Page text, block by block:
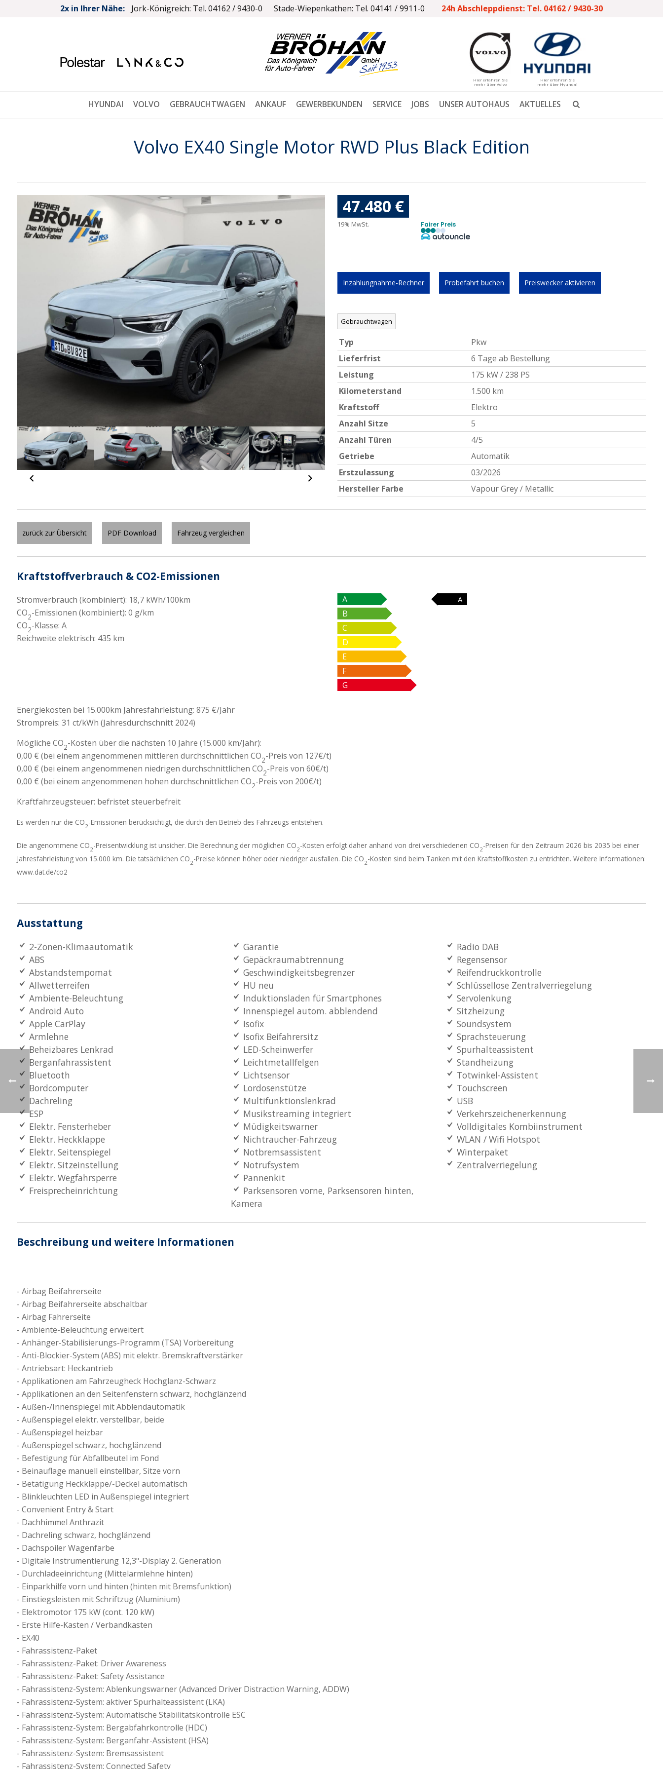
2x in Ihrer Nähe: Jork-Königreich: Tel. 04162 / 9430-0 Stade-Wiepenkathen: Tel. 04141 / 9911-0 24h Abschleppdienst: Tel. 04162 / 9430-30
Hier erfahren Sie
mehr über Volvo
Hier erfahren Sie
mehr über Hyundai
HYUNDAI VOLVO GEBRAUCHTWAGEN ANKAUF GEWERBEKUNDEN SERVICE JOBS UNSER AUTOHAUS AKTUELLES
Volvo EX40 Single Motor RWD Plus Black Edition
47.480 €
19% MwSt. Fairer Preis
Inzahlungnahme-Rechner Probefahrt buchen Preiswecker aktivieren
Gebrauchtwagen
Typ
Pkw
Lieferfrist
6 Tage ab Bestellung
Leistung
175 kW / 238 PS
Kilometerstand
1.500 km
Kraftstoff
Elektro
Anzahl Sitze
5
Anzahl Türen
4/5
Getriebe
Automatik
Erstzulassung
03/2026
Hersteller Farbe
Vapour Grey / Metallic
zurück zur Übersicht PDF Download Fahrzeug vergleichen
Kraftstoffverbrauch & CO2-Emissionen
Stromverbrauch (kombiniert): 18,7 kWh/100km
CO2-Emissionen (kombiniert): 0 g/km
CO2-Klasse: A
Reichweite elektrisch: 435 km
A A
B
C
D
E
F
G
Energiekosten bei 15.000km Jahresfahrleistung: 875 €/Jahr
Strompreis: 31 ct/kWh (Jahresdurchschnitt 2024)
Mögliche CO2-Kosten über die nächsten 10 Jahre (15.000 km/Jahr):
0,00 € (bei einem angenommenen mittleren durchschnittlichen CO2-Preis von 127€/t)
0,00 € (bei einem angenommenen niedrigen durchschnittlichen CO2-Preis von 60€/t)
0,00 € (bei einem angenommenen hohen durchschnittlichen CO2-Preis von 200€/t)
Kraftfahrzeugsteuer: befristet steuerbefreit
Es werden nur die CO2-Emissionen berücksichtigt, die durch den Betrieb des Fahrzeugs entstehen.
Die angenommene CO2-Preisentwicklung ist unsicher. Die Berechnung der möglichen CO2-Kosten erfolgt daher anhand von drei verschiedenen CO2-Preisen für den Zeitraum 2026 bis 2035 bei einer
Jahresfahrleistung von 15.000 km. Die tatsächlichen CO2-Preise können höher oder niedriger ausfallen. Die CO2-Kosten sind beim Tanken mit den Kraftstoffkosten zu entrichten. Weitere Informationen:
www.dat.de/co2
Ausstattung
2-Zonen-Klimaautomatik
ABS
Abstandstempomat
Allwetterreifen
Ambiente-Beleuchtung
Android Auto
Apple CarPlay
Armlehne
Beheizbares Lenkrad
Berganfahrassistent
Bluetooth
Bordcomputer
Dachreling
ESP
Elektr. Fensterheber
Elektr. Heckklappe
Elektr. Seitenspiegel
Elektr. Sitzeinstellung
Elektr. Wegfahrsperre
Freisprecheinrichtung
Garantie
Gepäckraumabtrennung
Geschwindigkeitsbegrenzer
HU neu
Induktionsladen für Smartphones
Innenspiegel autom. abblendend
Isofix
Isofix Beifahrersitz
LED-Scheinwerfer
Leichtmetallfelgen
Lichtsensor
Lordosenstütze
Multifunktionslenkrad
Musikstreaming integriert
Müdigkeitswarner
Nichtraucher-Fahrzeug
Notbremsassistent
Notrufsystem
Pannenkit
Parksensoren vorne, Parksensoren hinten,
Kamera
Radio DAB
Regensensor
Reifendruckkontrolle
Schlüssellose Zentralverriegelung
Servolenkung
Sitzheizung
Soundsystem
Sprachsteuerung
Spurhalteassistent
Standheizung
Totwinkel-Assistent
Touchscreen
USB
Verkehrszeichenerkennung
Volldigitales Kombiinstrument
WLAN / Wifi Hotspot
Winterpaket
Zentralverriegelung
Beschreibung und weitere Informationen
Airbag Beifahrerseite
Airbag Beifahrerseite abschaltbar
Airbag Fahrerseite
Ambiente-Beleuchtung erweitert
Anhänger-Stabilisierungs-Programm (TSA) Vorbereitung
Anti-Blockier-System (ABS) mit elektr. Bremskraftverstärker
Antriebsart: Heckantrieb
Applikationen am Fahrzeugheck Hochglanz-Schwarz
Applikationen an den Seitenfenstern schwarz, hochglänzend
Außen-/Innenspiegel mit Abblendautomatik
Außenspiegel elektr. verstellbar, beide
Außenspiegel heizbar
Außenspiegel schwarz, hochglänzend
Befestigung für Abfallbeutel im Fond
Beinauflage manuell einstellbar, Sitze vorn
Betätigung Heckklappe/-Deckel automatisch
Blinkleuchten LED in Außenspiegel integriert
Convenient Entry & Start
Dachhimmel Anthrazit
Dachreling schwarz, hochglänzend
Dachspoiler Wagenfarbe
Digitale Instrumentierung 12,3"-Display 2. Generation
Durchladeeinrichtung (Mittelarmlehne hinten)
Einparkhilfe vorn und hinten (hinten mit Bremsfunktion)
Einstiegsleisten mit Schriftzug (Aluminium)
Elektromotor 175 kW (cont. 120 kW)
Erste Hilfe-Kasten / Verbandkasten
EX40
Fahrassistenz-Paket
Fahrassistenz-Paket: Driver Awareness
Fahrassistenz-Paket: Safety Assistance
Fahrassistenz-System: Ablenkungswarner (Advanced Driver Distraction Warning, ADDW)
Fahrassistenz-System: aktiver Spurhalteassistent (LKA)
Fahrassistenz-System: Automatische Stabilitätskontrolle ESC
Fahrassistenz-System: Bergabfahrkontrolle (HDC)
Fahrassistenz-System: Berganfahr-Assistent (HSA)
Fahrassistenz-System: Bremsassistent
Fahrassistenz-System: Connected Safety